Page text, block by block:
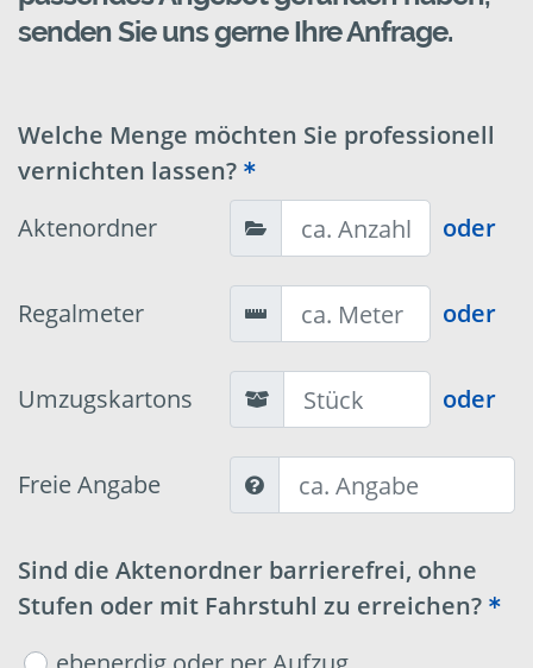
senden Sie uns gerne Ihre Anfrage.
Welche Menge möchten Sie professionell
vernichten lassen?
Aktenordner
oder
Regalmeter oder
Umzugskartons oder
Freie Angabe
Sind die Aktenordner barrierefrei, ohne
Stufen oder mit Fahrstuhl zu erreichen?